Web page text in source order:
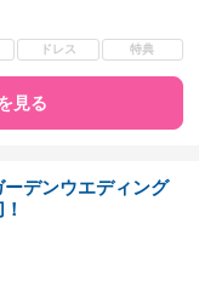
ドレス 特典
見る
ーデンウエディング